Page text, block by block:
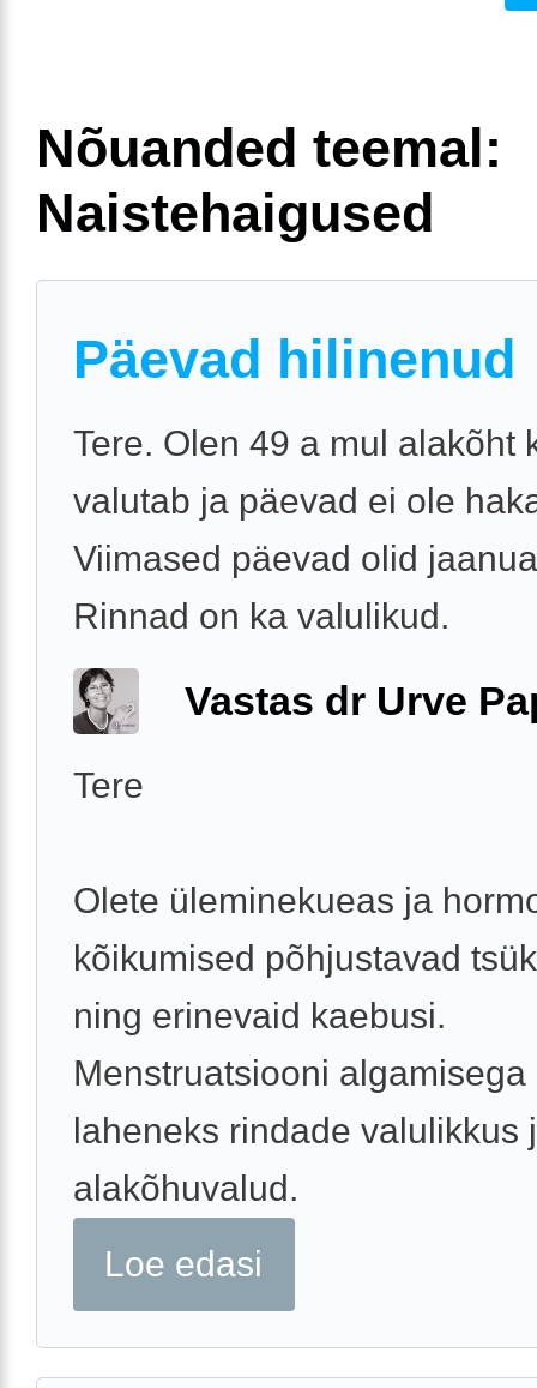
Nõuanded teemal:
Naistehaigused
Päevad hilinenud
Tere. Olen 49 a mul alakõht
valutab ja päevad ei ole
Viimased päevad olid
Rinnad on ka valulikud.
Vastas dr Urve
Tere
Olete üleminekueas ja
kõikumised põhjustavad
ning erinevaid kaebusi.
Menstruatsiooni algamisega
laheneks rindade valulikkus
alakõhuvalud.
Loe edasi